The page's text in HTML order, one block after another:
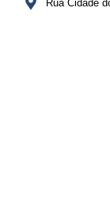
Rua Cidade